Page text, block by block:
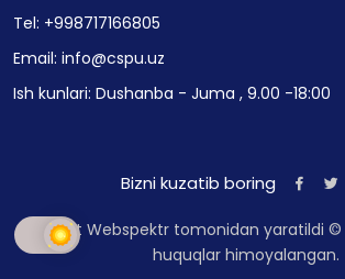
Tel: +998717166805
Email: info@cspu.uz
Ish kunlari: Dushanba - Juma , 9.00 -18:00
Bizni kuzatib boring
Sayt Webspektr tomonidan yaratildi ©
huquqlar himoyalangan.